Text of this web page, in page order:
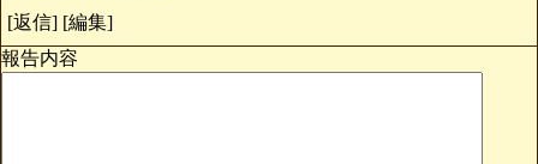
[返信] [編集]
報告内容